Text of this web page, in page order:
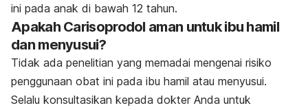
ini pada anak di bawah 12 tahun.
Apakah Carisoprodol aman untuk ibu hamil
dan menyusui?
Tidak ada penelitian yang memadai mengenai risiko
penggunaan obat ini pada ibu hamil atau menyusui.
Selalu konsultasikan kepada dokter Anda untuk